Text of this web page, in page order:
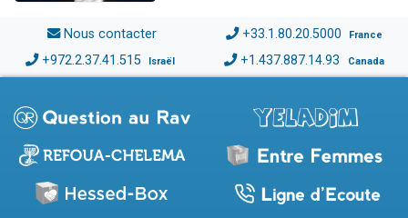
Nous contacter +33.1.80.20.5000 France
+972.2.37.41.515 Israël +1.437.887.14.93 Canada